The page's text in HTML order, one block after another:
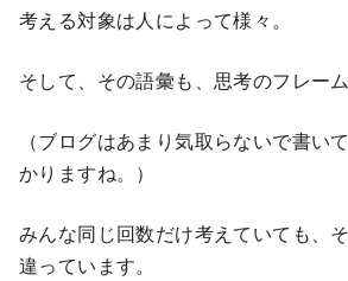
考える対象は人によって様々。
そして、その語彙も、思考のフレー
（ブログはあまり気取らないで書い
かりますね。）
みんな同じ回数だけ考えていても、
違っています。